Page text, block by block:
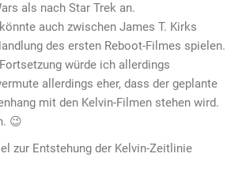
als nach Star Trek an.
auch zwischen James T. Kirks
des ersten Reboot-Filmes spielen.
würde ich allerdings
allerdings eher, dass der geplante
mit den Kelvin-Filmen stehen wird.
😉
zur Entstehung der Kelvin-Zeitlinie